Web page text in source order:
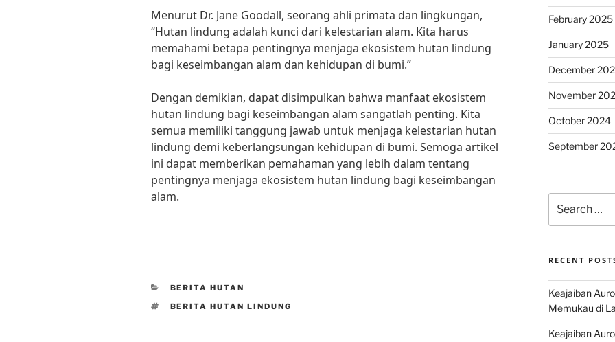
Menurut Dr. Jane Goodall, seorang ahli primata dan lingkungan,
“Hutan lindung adalah kunci dari kelestarian alam. Kita harus
memahami betapa pentingnya menjaga ekosistem hutan lindung
bagi keseimbangan alam dan kehidupan di bumi.”
Dengan demikian, dapat disimpulkan bahwa manfaat ekosistem
hutan lindung bagi keseimbangan alam sangatlah penting. Kita
semua memiliki tanggung jawab untuk menjaga kelestarian hutan
lindung demi keberlangsungan kehidupan di bumi. Semoga artikel
ini dapat memberikan pemahaman yang lebih dalam tentang
pentingnya menjaga ekosistem hutan lindung bagi keseimbangan
alam.
CATEGORIES
BERITA HUTAN
TAGS
BERITA HUTAN LINDUNG
February 2025
January 2025
December
November
October 2024
September
for:
RECENT
Keajaiban
Memukau di
Keajaiban